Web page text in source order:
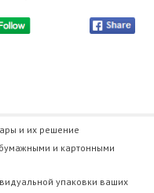
и их решение
и картонными
упаковки ваших